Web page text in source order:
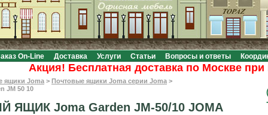
On-Line Доставка Услуги Статьи Вопросы и ответы
Акция! Бесплатная доставка по Москве при
ящики Joma > Почтовые ящики Joma серии Joma >
JM 50 10
ЯЩИК Joma Garden JM-50/10 JOMA